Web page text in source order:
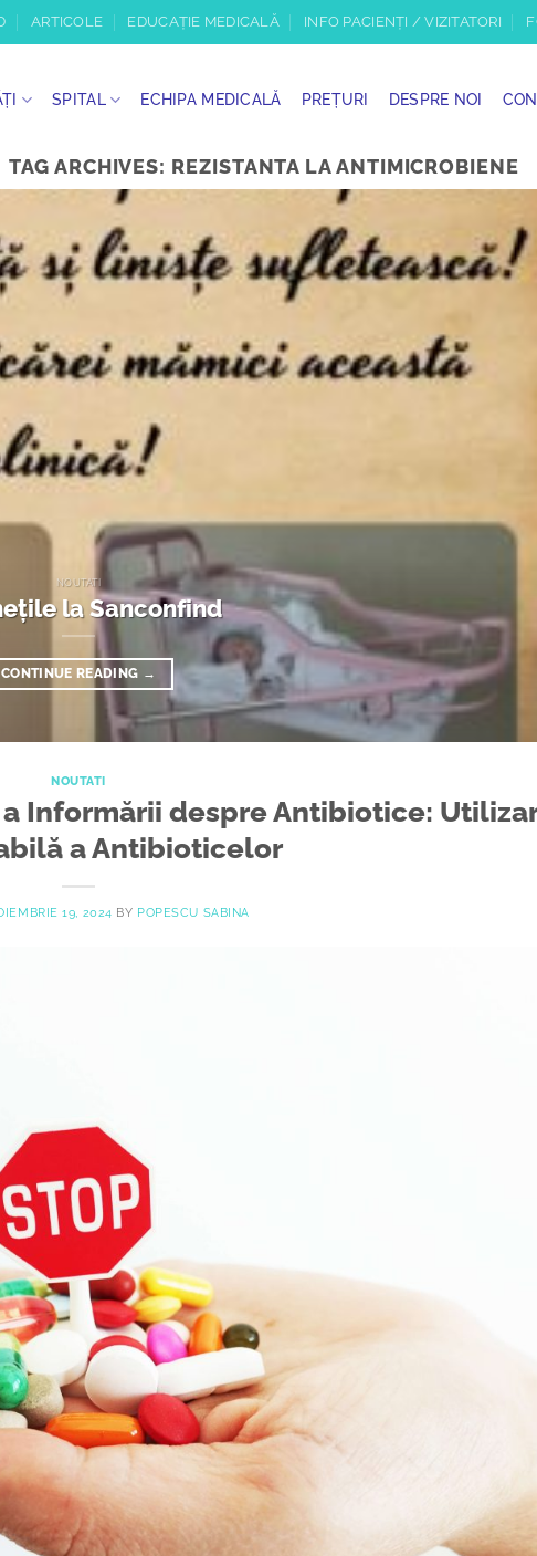
ARTICOLE EDUCAȚIE MEDICALĂ INFO PACIENȚI / VIZITATORI
SPITAL ECHIPA MEDICALĂ PREȚURI DESPRE NOI
TAG ARCHIVES: REZISTANTA LA ANTIMICROBIENE
NOUTATI
la Sanconfind
CONTINUE READING →
NOUTATI
Informării despre Antibiotice:
a Antibioticelor
19, 2024 BY POPESCU SABINA